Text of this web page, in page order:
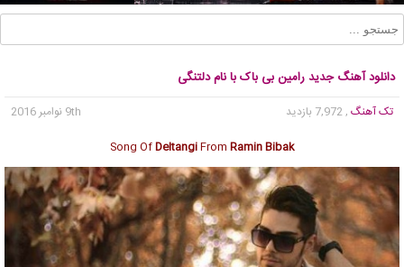
دانلود آهنگ جدید رامین بی باک با نام دلتنگی
تک آهنگ , 7,972 بازدید
9th نوامبر 2016
Song OfDeltangiFrom Ramin Bibak